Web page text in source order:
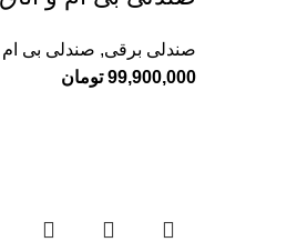
صندلی برقی, صندلی بی ام
99,900,000 تومان